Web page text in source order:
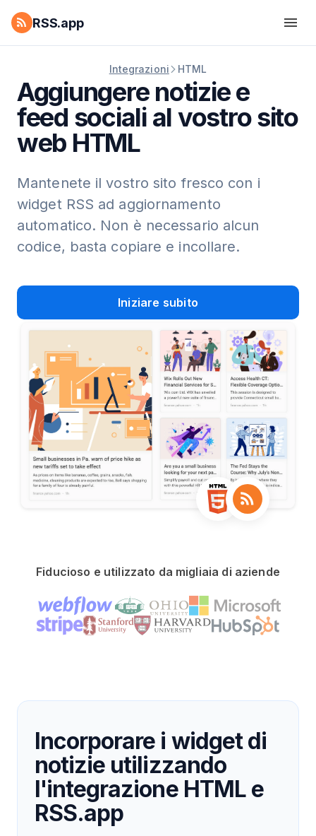
RSS.app
Integrazioni HTML
Aggiungere notizie e
feed sociali al vostro sito
web HTML
Mantenete il vostro sito fresco con i
widget RSS ad aggiornamento
automatico. Non è necessario alcun
codice, basta copiare e incollare.
Iniziare subito
Fiducioso e utilizzato da migliaia di aziende
Incorporare i widget di
notizie utilizzando
l'integrazione HTML e
RSS.app